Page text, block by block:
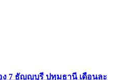
ง 7 ธัญญบุรี ปทุมธานี เดือนละ